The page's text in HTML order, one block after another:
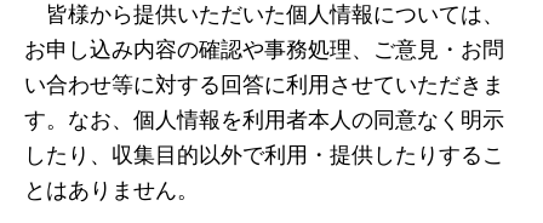
皆様から提供いただいた個人情報については、
お申し込み内容の確認や事務処理、ご意見・お問
い合わせ等に対する回答に利用させていただきま
す。なお、個人情報を利用者本人の同意なく明示
したり、収集目的以外で利用・提供したりするこ
とはありません。